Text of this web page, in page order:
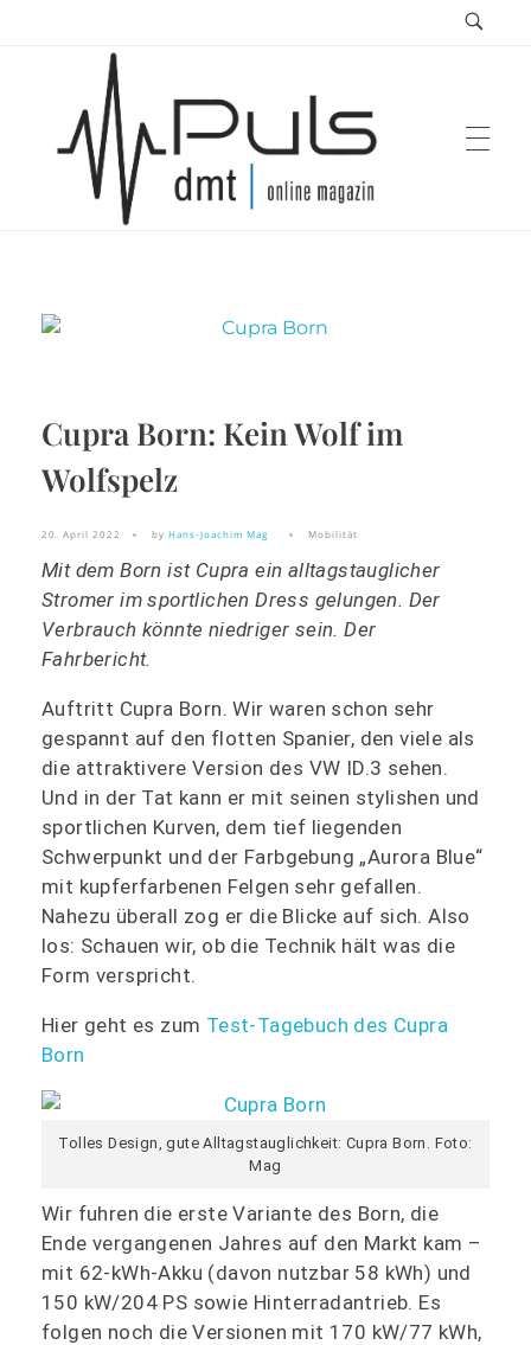
Puls Magazin
Zukunft der Mobilität
Cupra Born: Kein Wolf im
Wolfspelz
20. April 2022 by Hans-Joachim Mag Mobilität
Mit dem Born ist Cupra ein alltagstauglicher
Stromer im sportlichen Dress gelungen. Der
Verbrauch könnte niedriger sein. Der
Fahrbericht.
Auftritt Cupra Born. Wir waren schon sehr
gespannt auf den flotten Spanier, den viele als
die attraktivere Version des VW ID.3 sehen.
Und in der Tat kann er mit seinen stylishen und
sportlichen Kurven, dem tief liegenden
Schwerpunkt und der Farbgebung „Aurora Blue“
mit kupferfarbenen Felgen sehr gefallen.
Nahezu überall zog er die Blicke auf sich. Also
los: Schauen wir, ob die Technik hält was die
Form verspricht.
Hier geht es zum Test-Tagebuch des Cupra
Born
Tolles Design, gute Alltagstauglichkeit: Cupra Born. Foto:
Mag
Wir fuhren die erste Variante des Born, die
Ende vergangenen Jahres auf den Markt kam –
mit 62-kWh-Akku (davon nutzbar 58 kWh) und
150 kW/204 PS sowie Hinterradantrieb. Es
folgen noch die Versionen mit 170 kW/77 kWh,